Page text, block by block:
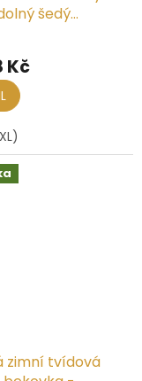
šedý
Kč
zimní tvídová